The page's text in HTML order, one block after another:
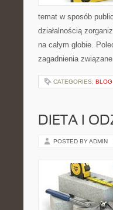
temat w sposób
działalnością
na całym globie.
zagadnienia
CATEGORIES: BLOG
DIETA I
POSTED BY ADMIN